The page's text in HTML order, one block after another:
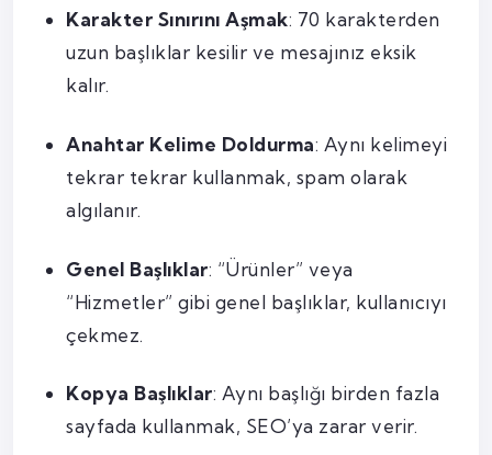
Karakter Sınırını Aşmak: 70 karakterden
uzun başlıklar kesilir ve mesajınız eksik
kalır.
Anahtar Kelime Doldurma: Aynı kelimeyi
tekrar tekrar kullanmak, spam olarak
algılanır.
Genel Başlıklar: “Ürünler” veya
“Hizmetler” gibi genel başlıklar, kullanıcıyı
çekmez.
Kopya Başlıklar: Aynı başlığı birden fazla
sayfada kullanmak, SEO’ya zarar verir.